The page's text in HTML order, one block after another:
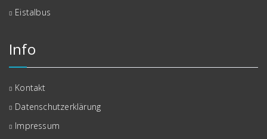
Eistalbus
Info
Kontakt
Datenschutzerklärung
Impressum